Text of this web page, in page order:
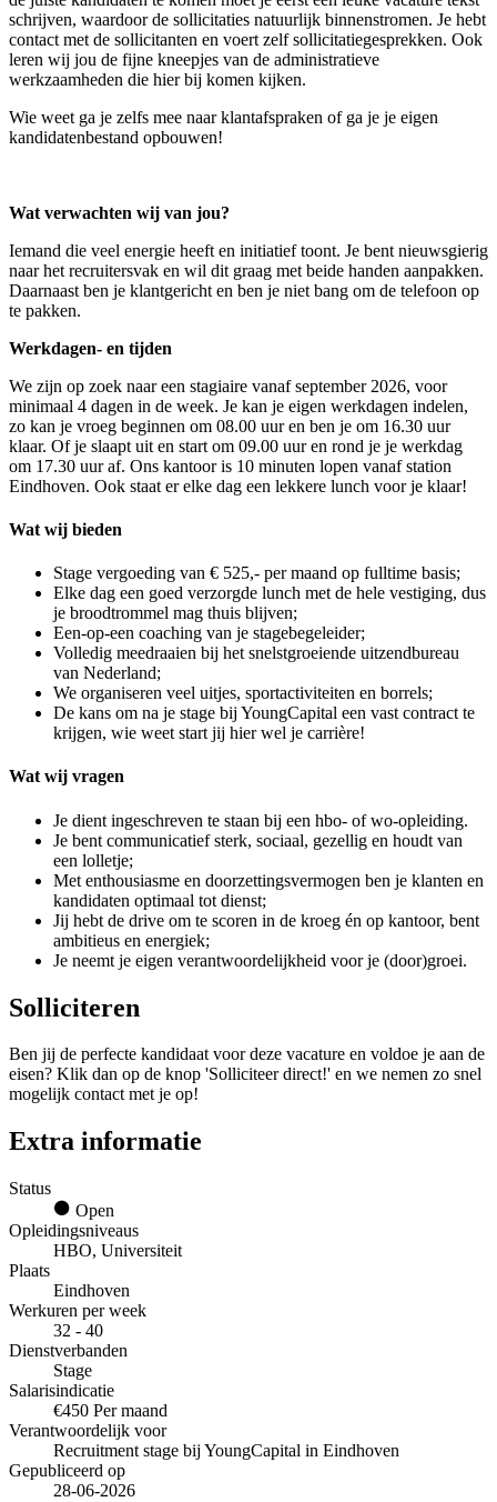
schrijven, waardoor de sollicitaties natuurlijk binnenstromen. Je hebt
contact met de sollicitanten en voert zelf sollicitatiegesprekken. Ook
leren wij jou de fijne kneepjes van de administratieve
werkzaamheden die hier bij komen kijken.
Wie weet ga je zelfs mee naar klantafspraken of ga je je eigen
kandidatenbestand opbouwen!
Wat verwachten wij van jou?
Iemand die veel energie heeft en initiatief toont. Je bent nieuwsgierig
naar het recruitersvak en wil dit graag met beide handen aanpakken.
Daarnaast ben je klantgericht en ben je niet bang om de telefoon op
te pakken.
Werkdagen- en tijden
We zijn op zoek naar een stagiaire vanaf september 2026, voor
minimaal 4 dagen in de week. Je kan je eigen werkdagen indelen,
zo kan je vroeg beginnen om 08.00 uur en ben je om 16.30 uur
klaar. Of je slaapt uit en start om 09.00 uur en rond je je werkdag
om 17.30 uur af. Ons kantoor is 10 minuten lopen vanaf station
Eindhoven. Ook staat er elke dag een lekkere lunch voor je klaar!
Wat wij bieden
Stage vergoeding van € 525,- per maand op fulltime basis;
Elke dag een goed verzorgde lunch met de hele vestiging, dus
je broodtrommel mag thuis blijven;
Een-op-een coaching van je stagebegeleider;
Volledig meedraaien bij het snelstgroeiende uitzendbureau
van Nederland;
We organiseren veel uitjes, sportactiviteiten en borrels;
De kans om na je stage bij YoungCapital een vast contract te
krijgen, wie weet start jij hier wel je carrière!
Wat wij vragen
Je dient ingeschreven te staan bij een hbo- of wo-opleiding.
Je bent communicatief sterk, sociaal, gezellig en houdt van
een lolletje;
Met enthousiasme en doorzettingsvermogen ben je klanten en
kandidaten optimaal tot dienst;
Jij hebt de drive om te scoren in de kroeg én op kantoor, bent
ambitieus en energiek;
Je neemt je eigen verantwoordelijkheid voor je (door)groei.
Solliciteren
Ben jij de perfecte kandidaat voor deze vacature en voldoe je aan de
eisen? Klik dan op de knop 'Solliciteer direct!' en we nemen zo snel
mogelijk contact met je op!
Extra informatie
Status
Open
Opleidingsniveaus
HBO, Universiteit
Plaats
Eindhoven
Werkuren per week
32 - 40
Dienstverbanden
Stage
Salarisindicatie
€450 Per maand
Verantwoordelijk voor
Recruitment stage bij YoungCapital in Eindhoven
Gepubliceerd op
28-06-2026